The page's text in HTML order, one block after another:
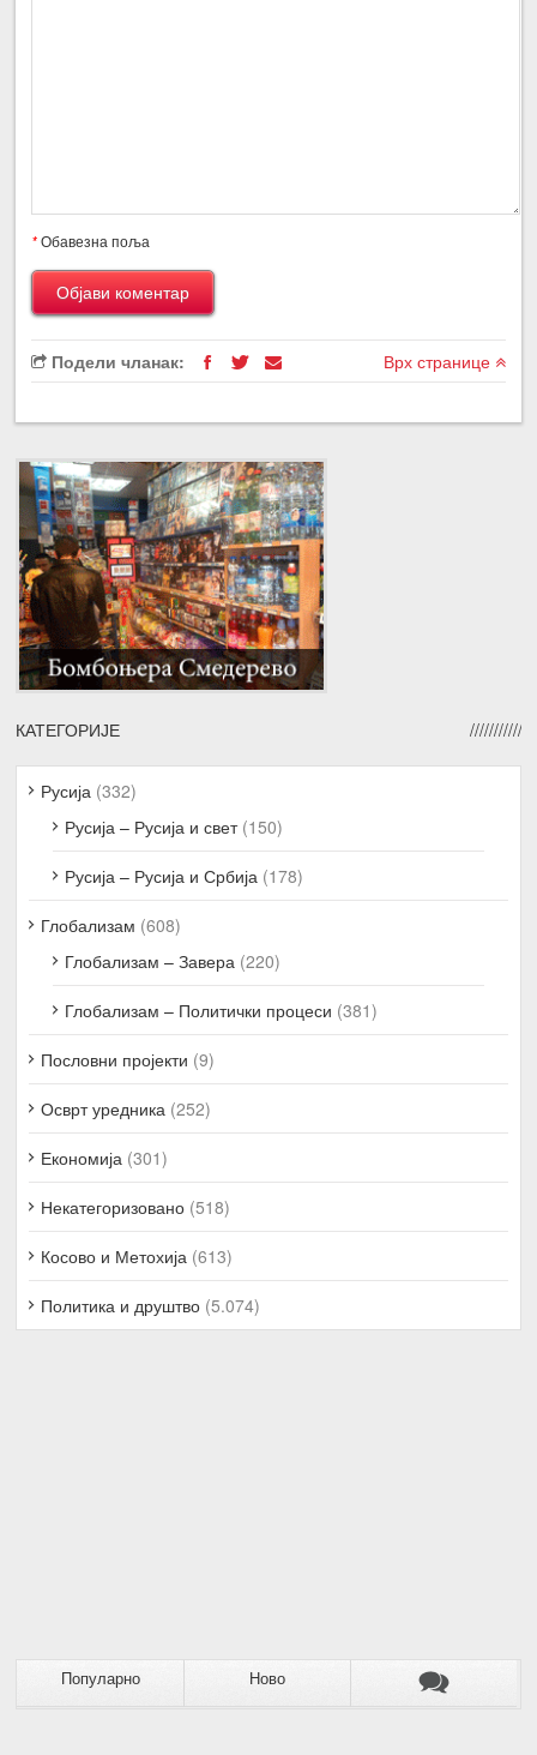
*Обавезна поља
Подели чланак: Врх странице
КАТЕГОРИЈЕ
Русија (332)
Русија – Русија и свет(150)
Русија – Русија и Србија (178)
Глобализам (608)
Глобализам – Завера (220)
Глобализам – Политички процеси (381)
Пословни пројекти (9)
Осврт уредника (252)
Економија (301)
Некатегоризовано (518)
Косово и Метохија (613)
Политика и друштво (5.074)
Популарно Ново